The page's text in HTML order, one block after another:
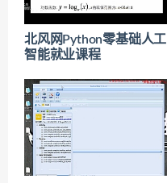
北风网Python零基础人工
智能就业课程